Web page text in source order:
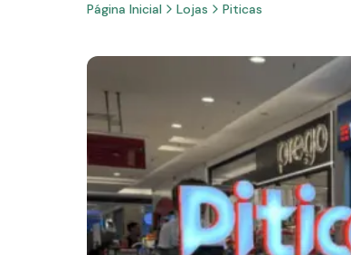
Página Inicial Lojas Piticas